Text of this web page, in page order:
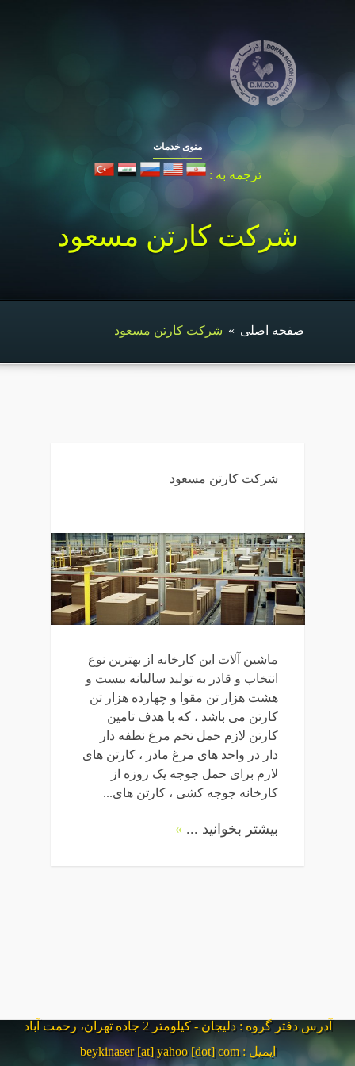
منوی خدمات
ترجمه به :
شرکت کارتن مسعود
صفحه اصلی » شرکت کارتن مسعود
شرکت کارتن مسعود
ماشین آلات این کارخانه از بهترین نوع
انتخاب و قادر به تولید سالیانه بیست و
هشت هزار تن مقوا و چهارده هزار تن
کارتن می باشد ، که با هدف تامین
کارتن لازم حمل تخم مرغ نطفه دار
دار در واحد های مرغ مادر ، کارتن های
لازم برای حمل جوجه یک روزه از
کارخانه جوجه کشی ، کارتن های...
بیشتر بخوانید ... »
آدرس دفتر گروه : دلیجان - کیلومتر 2 جاده تهران، رحمت آباد
ایمیل : beykinaser [at] yahoo [dot] com